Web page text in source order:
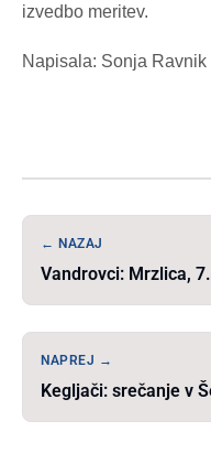
izvedbo meritev.
Napisala: Sonja Ravnik
← NAZAJ
Vandrovci: Mrzlica,
NAPREJ →
Kegljači: srečanje v